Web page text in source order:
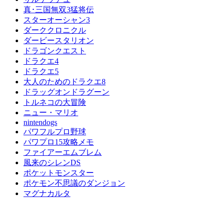
真･三国無双3猛将伝
スターオーシャン3
ダーククロニクル
ダービースタリオン
ドラゴンクエスト
ドラクエ4
ドラクエ5
大人のためのドラクエ8
ドラッグオンドラグーン
トルネコの大冒険
ニュー・マリオ
nintendogs
パワフルプロ野球
パワプロ15攻略メモ
ファイアーエムブレム
風来のシレンDS
ポケットモンスター
ポケモン不思議のダンジョン
マグナカルタ